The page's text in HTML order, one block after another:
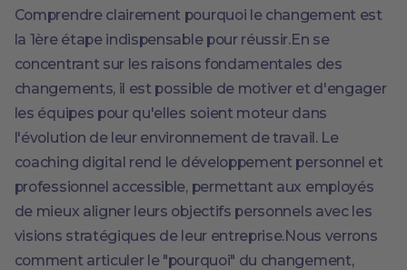
Comprendre clairement pourquoi le changement est
la 1ère étape indispensable pour réussir.En se
concentrant sur les raisons fondamentales des
changements, il est possible de motiver et d'engager
les équipes pour qu'elles soient moteur dans
l'évolution de leur environnement de travail. Le
coaching digital rend le développement personnel et
professionnel accessible, permettant aux employés
de mieux aligner leurs objectifs personnels avec les
visions stratégiques de leur entreprise.Nous verrons
comment articuler le "pourquoi" du changement,